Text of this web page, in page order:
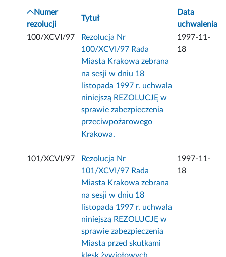
Numer
rezolucji
Tytuł
Data
uchwalenia
100/XCVI/97
Rezolucja Nr
100/XCVI/97 Rada
Miasta Krakowa zebrana
na sesji w dniu 18
listopada 1997 r. uchwala
niniejszą REZOLUCJĘ w
sprawie zabezpieczenia
przeciwpożarowego
Krakowa.
1997-11-
18
101/XCVI/97
Rezolucja Nr
101/XCVI/97 Rada
Miasta Krakowa zebrana
na sesji w dniu 18
listopada 1997 r. uchwala
niniejszą REZOLUCJĘ w
sprawie zabezpieczenia
Miasta przed skutkami
1997-11-
18